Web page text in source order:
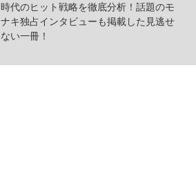
時代のヒット戦略を徹底分析！話題のモ
ナキ独占インタビューも掲載した見逃せ
ない一冊！